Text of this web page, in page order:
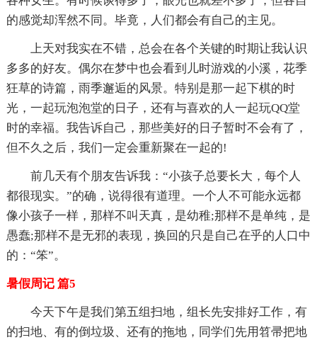
的感觉却浑然不同。毕竟，人们都会有自己的主见。
上天对我实在不错，总会在各个关键的时期让我认识
多多的好友。偶尔在梦中也会看到儿时游戏的小溪，花季
狂草的诗篇，雨季邂逅的风景。特别是那一起下棋的时
光，一起玩泡泡堂的日子，还有与喜欢的人一起玩QQ堂
时的幸福。我告诉自己，那些美好的日子暂时不会有了，
但不久之后，我们一定会重新聚在一起的!
前几天有个朋友告诉我：“小孩子总要长大，每个人
都很现实。”的确，说得很有道理。一个人不可能永远都
像小孩子一样，那样不叫天真，是幼稚;那样不是单纯，是
愚蠢;那样不是无邪的表现，换回的只是自己在乎的人口中
的：“笨”。
暑假周记 篇5
今天下午是我们第五组扫地，组长先安排好工作，有
的扫地、有的倒垃圾、还有的拖地，同学们先用笤帚把地